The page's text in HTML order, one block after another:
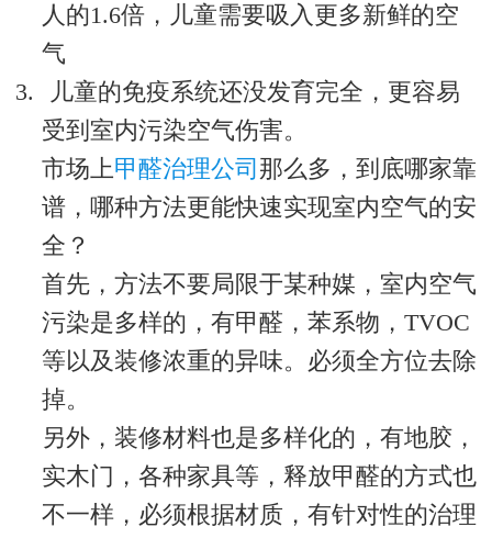
人的1.6倍，儿童需要吸入更多新鲜的空
气
3.
儿童的免疫系统还没发育完全，更容易
受到室内污染空气伤害。
市场上甲醛治理公司 那么多，到底哪家靠
谱，哪种方法更能快速实现室内空气的安
全？
首先，方法不要局限于某种媒，室内空气
污染是多样的，有甲醛，苯系物， TVOC
等以及装修浓重的异味。必须全方位去除
掉。
另外，装修材料也是多样化的，有地胶，
实木门，各种家具等，释放甲醛的方式也
不一样，必须根据材质，有针对性的治理